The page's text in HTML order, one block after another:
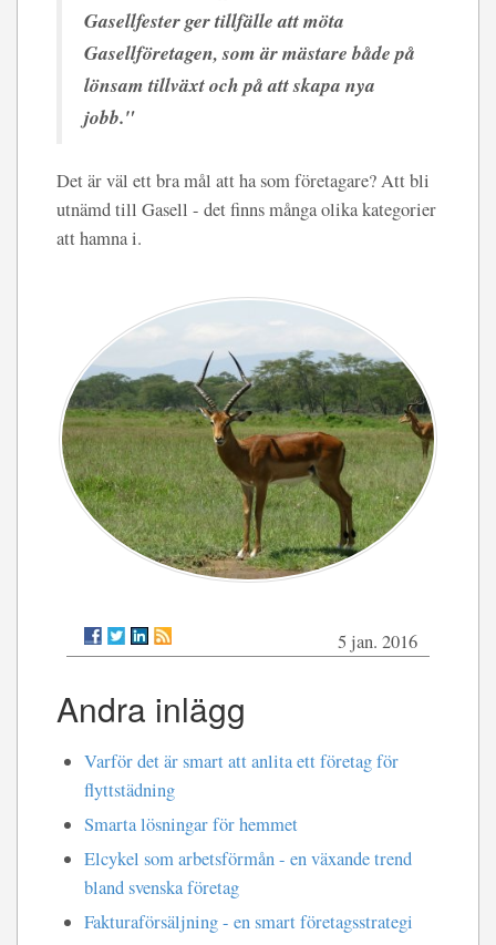
Gasellfester ger tillfälle att möta
Gasellföretagen, som är mästare både på
lönsam tillväxt och på att skapa nya
jobb."
Det är väl ett bra mål att ha som företagare? Att bli
utnämd till Gasell - det finns många olika kategorier
att hamna i.
5 jan. 2016
Andra inlägg
Varför det är smart att anlita ett företag för
flyttstädning
Smarta lösningar för hemmet
Elcykel som arbetsförmån - en växande trend
bland svenska företag
Fakturaförsäljning - en smart företagsstrategi